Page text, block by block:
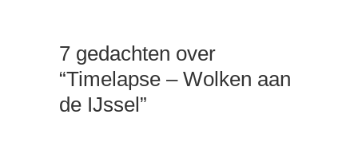
7 gedachten over
“Timelapse – Wolken aan
de IJssel”